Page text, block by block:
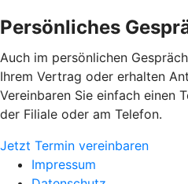
Persönliches
Auch im persönlichen
Ihrem Vertrag oder erhalten
Vereinbaren Sie einfach einen
der Filiale oder am Telefon.
Jetzt Termin vereinbaren
Impressum